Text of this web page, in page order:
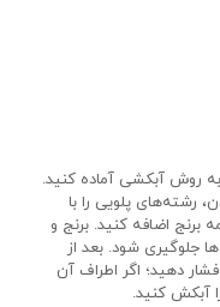
به روش آبکشی آماده کنید.
رشته‌های پلویی را با
اضافه کنید. برنج و
جلوگیری شود. بعد از
دهید؛ اگر اطراف آن
آبکش کنید.